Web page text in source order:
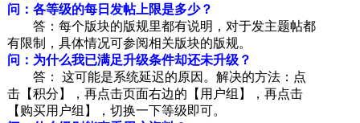
问：各等级的每日发帖上限是多少？
答：每个版块的版规里都有说明，对于发主题帖都
有限制，具体情况可参阅相关版块的版规。
问：为什么我已满足升级条件却还未升级？
答： 这可能是系统延迟的原因。解决的方法：点
击【积分】，再点击页面右边的【用户组】，再点击
【购买用户组】，切换一下等级即可。